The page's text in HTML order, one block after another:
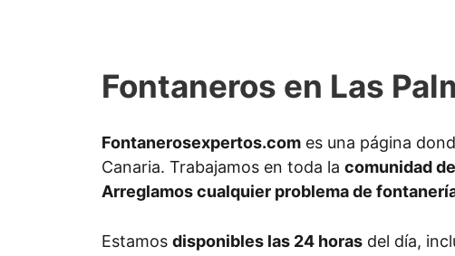
Fontaneros en Las
Fontanerosexpertos.com es una página
Canaria. Trabajamos en toda la comunidad
Arreglamos cualquier problema de
Estamos disponibles las 24 horas del día,